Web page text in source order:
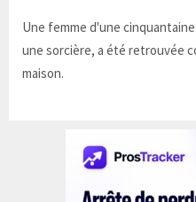
Une femme d'une
une sorcière, a été retrouvée
maison.